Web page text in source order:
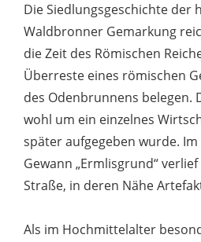
Die Siedlungsgeschichte der
Waldbronner Gemarkung
die Zeit des Römischen
Überreste eines römischen
des Odenbrunnens belegen.
wohl um ein einzelnes
später aufgegeben wurde.
Gewann „Ermlisgrund“
Straße, in deren Nähe
Als im Hochmittelalter